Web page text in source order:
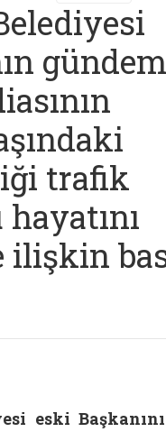
trafik
eski